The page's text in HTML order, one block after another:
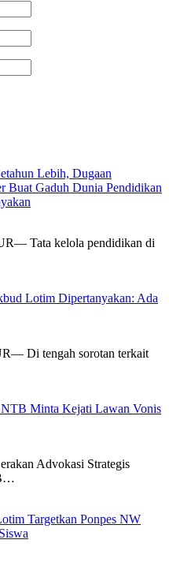
Lebih, Dugaan
Buat Gaduh Dunia Pendidikan
Tata kelola pendidikan di
Lotim Dipertanyakan: Ada
Di tengah sorotan terkait
Minta Kejati Lawan Vonis
Advokasi Strategis
Targetkan Ponpes NW